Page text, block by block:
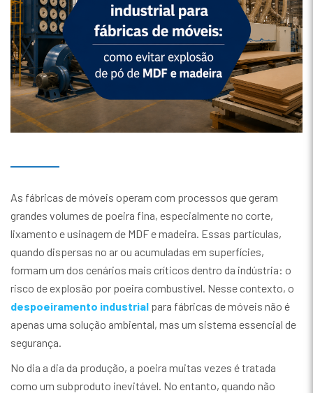
As fábricas de móveis operam com processos que geram
grandes volumes de poeira fina, especialmente no corte,
lixamento e usinagem de MDF e madeira. Essas partículas,
quando dispersas no ar ou acumuladas em superfícies,
formam um dos cenários mais críticos dentro da indústria: o
risco de explosão por poeira combustível. Nesse contexto, o
despoeiramento industrial para fábricas de móveis não é
apenas uma solução ambiental, mas um sistema essencial de
segurança.
No dia a dia da produção, a poeira muitas vezes é tratada
como um subproduto inevitável. No entanto, quando não